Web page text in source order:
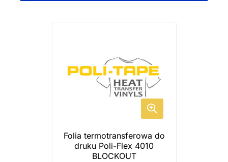
Folia termotransferowa do
druku Poli-Flex 4010
BLOCKOUT
wiele
wariantów.
Opcje
można
na
stronie